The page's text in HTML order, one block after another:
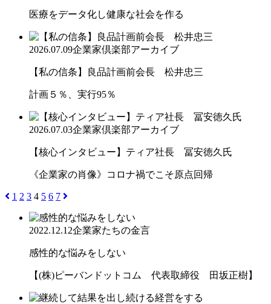
医療をデータ化し健康な社会を作る
2026.07.09企業家倶楽部アーカイブ
【私の信条】良品計画前会長 松井忠三
計画５％、実行95％
2026.07.03企業家倶楽部アーカイブ
【核心インタビュー】ティア社長 冨安徳久氏
《企業家の肖像》コロナ禍でこそ原点回帰
1 2 3 4 5 6 7
2022.12.12企業家たちの金言
感性的な悩みをしない
【(株)ピーバンドットコム 代表取締役 田坂正樹】